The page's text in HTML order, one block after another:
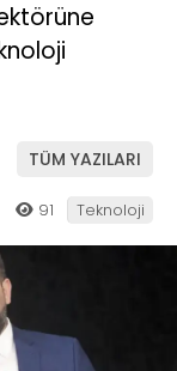
TÜM YAZILARI
91 Teknoloji